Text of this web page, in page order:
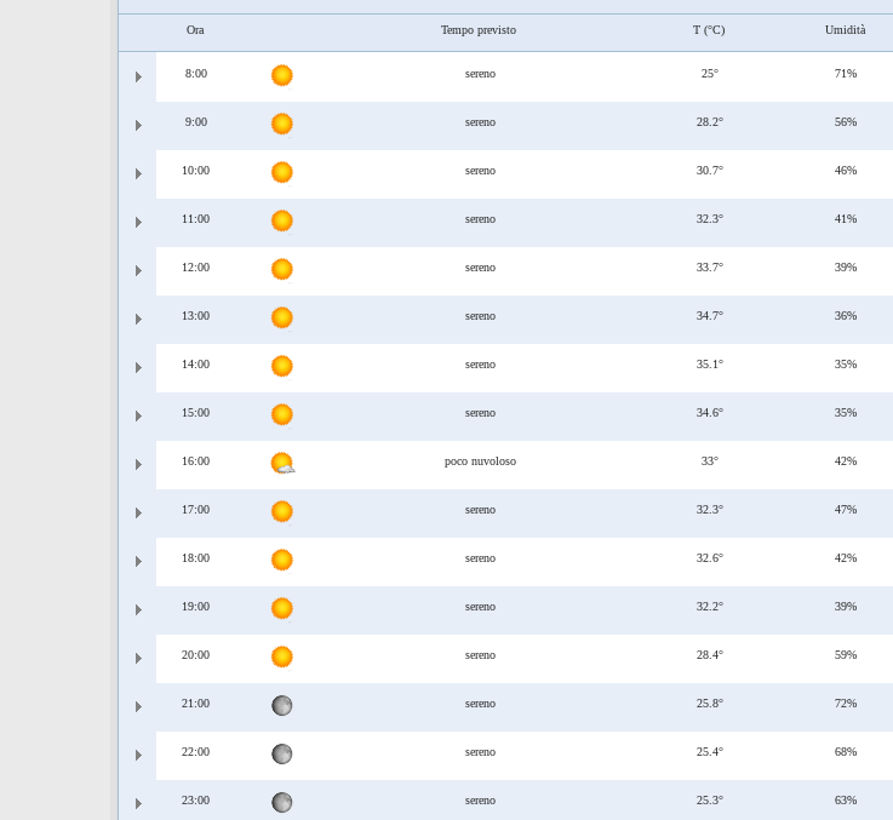
Ora Tempo previsto T (°C) Umidità
8:00 sereno 25°
71%
9:00 sereno 28.2°
56%
10:00 sereno 30.7°
46%
11:00 sereno 32.3°
41%
12:00 sereno 33.7°
39%
13:00 sereno 34.7°
36%
14:00 sereno 35.1°
35%
15:00 sereno 34.6°
35%
16:00 poco nuvoloso 33°
42%
17:00 sereno 32.3°
47%
18:00 sereno 32.6°
42%
19:00 sereno 32.2°
39%
20:00 sereno 28.4°
59%
21:00 sereno 25.8°
72%
22:00 sereno 25.4°
68%
23:00 sereno 25.3°
63%